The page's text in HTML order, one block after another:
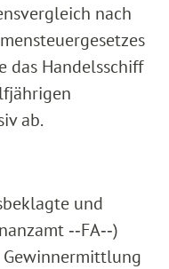
nach
das Handelsschiff
ab.
und
‑‑FA‑‑)